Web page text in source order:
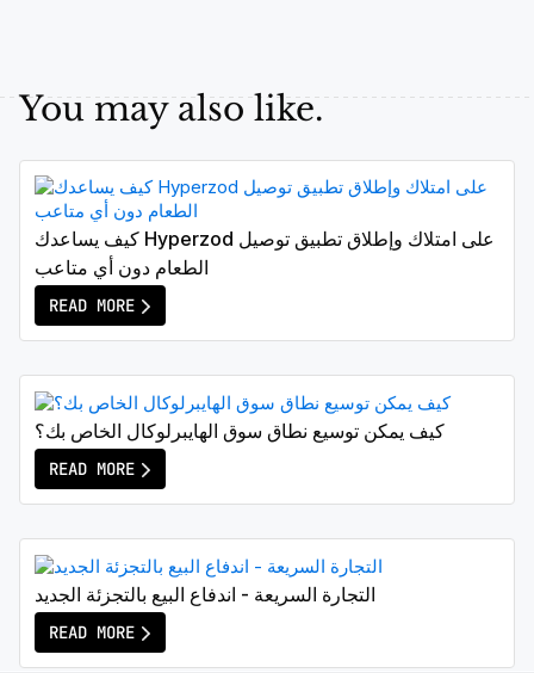
You may also like.
كيف يساعدك Hyperzod على امتلاك وإطلاق تطبيق توصيل
الطعام دون أي متاعب
READ MORE
كيف يمكن توسيع نطاق سوق الهايبرلوكال الخاص بك؟
READ MORE
التجارة السريعة - اندفاع البيع بالتجزئة الجديد
READ MORE